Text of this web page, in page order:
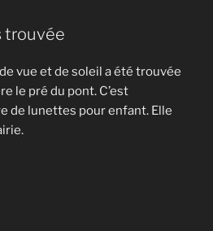
trouvée
vue et de soleil a été trouvée
le pré du pont. C’est
de lunettes pour enfant. Elle